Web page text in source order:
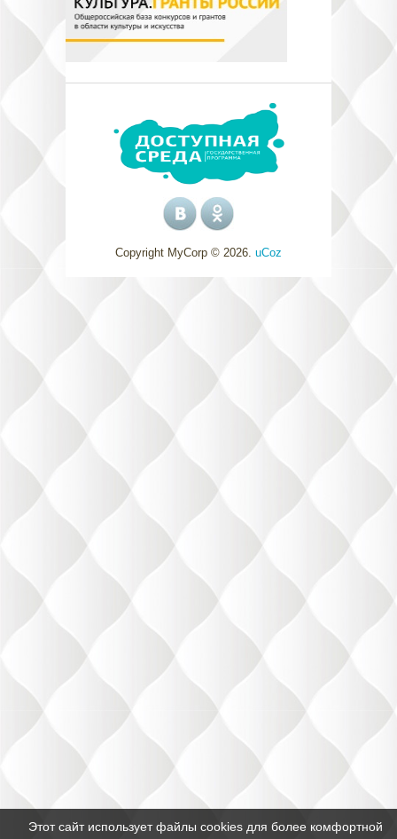
Copyright MyCorp © 2026. uCoz
Этот сайт использует файлы cookies для более комфортной